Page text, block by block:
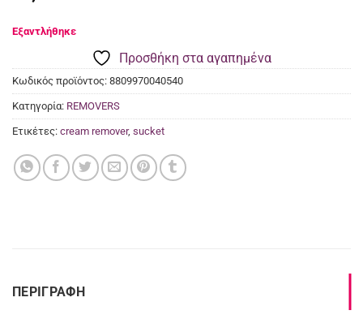
Προσθήκη στα αγαπημένα
Κωδικός προϊόντος: 8809970040540
Κατηγορία: REMOVERS
Ετικέτες: cream remover, sucket
ΠΕΡΙΓΡΑΦΉ